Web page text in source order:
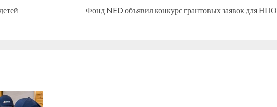
Предыдущая
Следующая
Фонд NED объявил конкурс грантовых заявок для НПО